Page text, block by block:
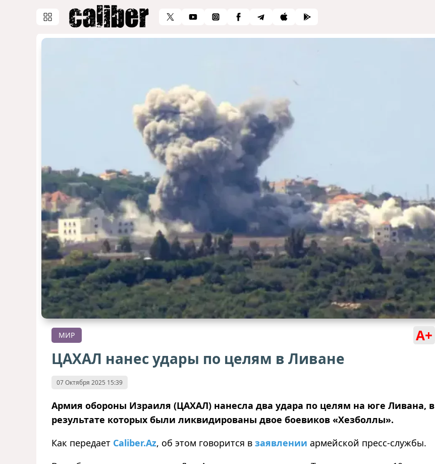
МИР A+
ЦАХАЛ нанес удары по целям в Ливане
07 Октября 2025 15:39
Армия обороны Израиля (ЦАХАЛ) нанесла два удара по целям на юге Ливана, в
результате которых были ликвидированы двое боевиков «Хезболлы».
Как передает Caliber.Az, об этом говорится в заявлении армейской пресс-службы.